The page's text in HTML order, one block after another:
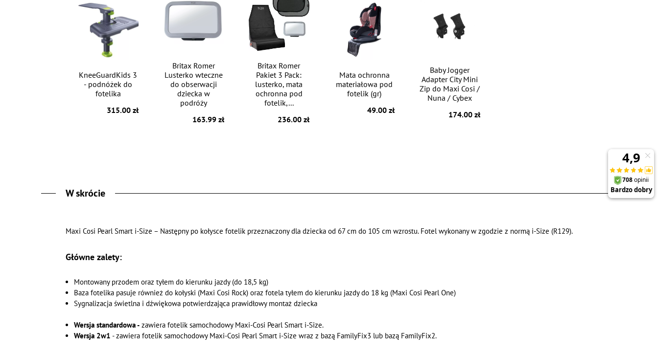
KneeGuardKids 3
- podnóżek do
fotelika
315.00 zł
Britax Romer
Lusterko wteczne
do obserwacji
dziecka w
podróży
163.99 zł
Britax Romer
Pakiet 3 Pack:
lusterko, mata
ochronna pod
fotelik,...
236.00 zł
Mata ochronna
materiałowa pod
fotelik (gr)
49.00 zł
Baby Jogger
Adapter City Mini
Zip do Maxi Cosi /
Nuna / Cybex
174.00 zł
W skrócie
Maxi Cosi Pearl Smart i-Size – Następny po kołysce fotelik przeznaczony dla dziecka od 67 cm do 105 cm wzrostu. Fotel wykonany w zgodzie z normą i-Size (R129).
Główne zalety:
Montowany przodem oraz tyłem do kierunku jazdy (do 18,5 kg)
Baza fotelika pasuje również do kołyski (Maxi Cosi Rock) oraz fotela tyłem do kierunku jazdy do 18 kg (Maxi Cosi Pearl One)
Sygnalizacja świetlna i dźwiękowa potwierdzająca prawidłowy montaż dziecka
Wersja standardowa - zawiera fotelik samochodowy Maxi-Cosi Pearl Smart i-Size.
Wersja 2w1 - zawiera fotelik samochodowy Maxi-Cosi Pearl Smart i-Size wraz z bazą FamilyFix3 lub bazą FamilyFix2.